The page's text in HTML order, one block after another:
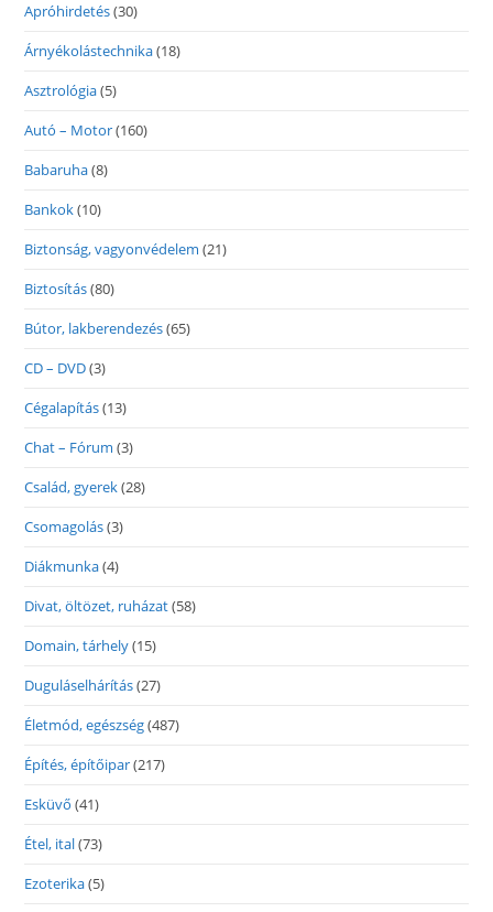
Apróhirdetés(30)
Árnyékolástechnika(18)
Asztrológia(5)
Autó – Motor(160)
Babaruha(8)
Bankok(10)
Biztonság, vagyonvédelem (21)
Biztosítás(80)
Bútor, lakberendezés(65)
CD – DVD(3)
Cégalapítás(13)
Chat – Fórum (3)
Család, gyerek(28)
Csomagolás(3)
Diákmunka(4)
Divat, öltözet, ruházat(58)
Domain, tárhely(15)
Duguláselhárítás(27)
Életmód, egészség(487)
Építés, építőipar(217)
Esküvő (41)
Étel, ital(73)
Ezoterika(5)